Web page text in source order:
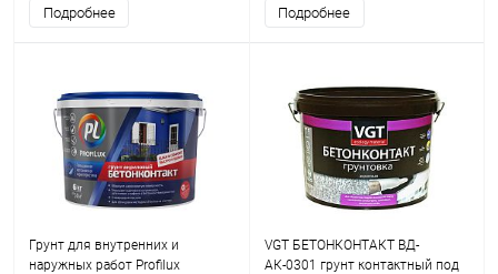
Подробнее Подробнее
Грунт для внутренних и
наружных работ Profilux
VGT БЕТОНКОНТАКТ ВД-
АК-0301 грунт контактный под